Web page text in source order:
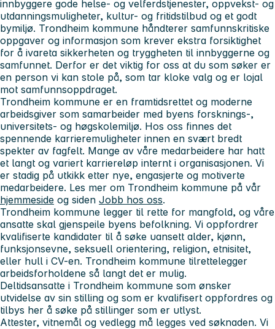
innbyggere gode helse- og velferdstjenester, oppvekst- og
utdanningsmuligheter, kultur- og fritidstilbud og et godt
bymiljø. Trondheim kommune håndterer samfunnskritiske
oppgaver og informasjon som krever ekstra forsiktighet
for å ivareta sikkerheten og tryggheten til innbyggerne og
samfunnet. Derfor er det viktig for oss at du som søker er
en person vi kan stole på, som tar kloke valg og er lojal
mot samfunnsoppdraget.
Trondheim kommune er en framtidsrettet og moderne
arbeidsgiver som samarbeider med byens forsknings-,
universitets- og høgskolemiljø. Hos oss finnes det
spennende karrieremuligheter innen en svært bredt
spekter av fagfelt. Mange av våre medarbeidere har hatt
et langt og variert karriereløp internt i organisasjonen. Vi
er stadig på utkikk etter nye, engasjerte og motiverte
medarbeidere. Les mer om Trondheim kommune på vår
hjemmeside og siden Jobb hos oss.
Trondheim kommune legger til rette for mangfold, og våre
ansatte skal gjenspeile byens befolkning. Vi oppfordrer
kvalifiserte kandidater til å søke uansett alder, kjønn,
funksjonsevne, seksuell orientering, religion, etnisitet,
eller hull i CV-en. Trondheim kommune tilrettelegger
arbeidsforholdene så langt det er mulig.
Deltidsansatte i Trondheim kommune som ønsker
utvidelse av sin stilling og som er kvalifisert oppfordres og
tilbys her å søke på stillinger som er utlyst.
Attester, vitnemål og vedlegg må legges ved søknaden. Vi